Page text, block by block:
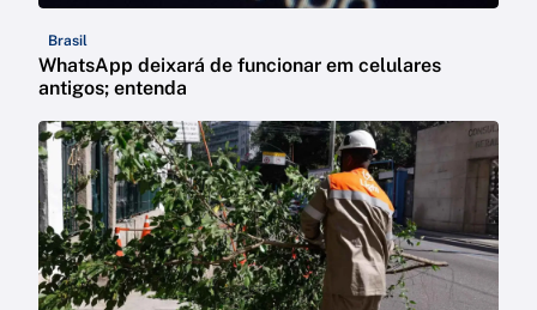
Brasil
WhatsApp deixará de funcionar em celulares
antigos; entenda